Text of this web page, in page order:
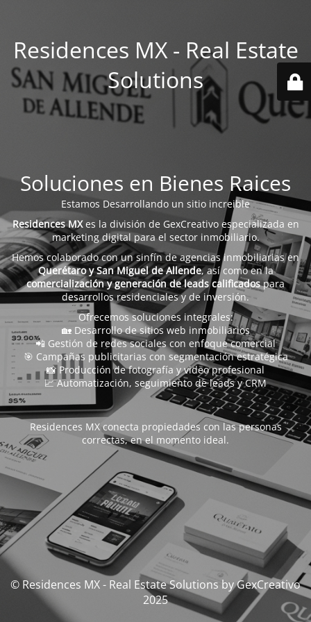
Residences MX - Real Estate
Solutions
Soluciones en Bienes Raices
Estamos Desarrollando un sitio increible
Residences MXes la división de GexCreativo especializada en
marketing digital para el sector inmobiliario.
Hemos colaborado con un sinfín de agencias inmobiliarias en
Querétaro y San Miguel de Allende, así como en la
comercialización y generación de leads calificadospara
desarrollos residenciales y de inversión.
Ofrecemos soluciones integrales:
🏡 Desarrollo de sitios web inmobiliarios
📲 Gestión de redes sociales con enfoque comercial
🎯 Campañas publicitarias con segmentación estratégica
📸 Producción de fotografía y video profesional
📈 Automatización, seguimiento de leads y CRM
Residences MX conecta propiedades con las personas
correctas, en el momento ideal.
© Residences MX - Real Estate Solutions by GexCreativo
2025